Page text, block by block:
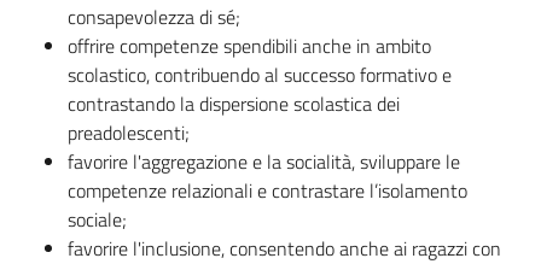
consapevolezza di sé;
offrire competenze spendibili anche in ambito
scolastico, contribuendo al successo formativo e
contrastando la dispersione scolastica dei
preadolescenti;
favorire l'aggregazione e la socialità, sviluppare le
competenze relazionali e contrastare l’isolamento
sociale;
favorire l'inclusione, consentendo anche ai ragazzi con